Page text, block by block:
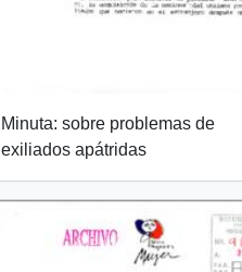
Minuta: sobre problemas de
exiliados apátridas